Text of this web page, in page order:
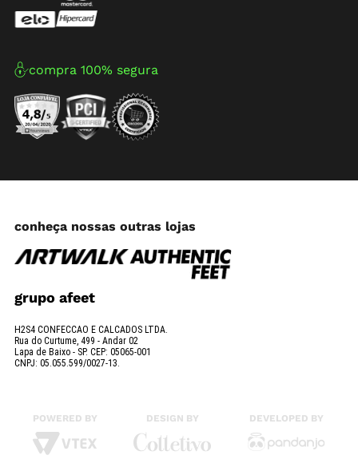
compra 100% segura
conheça nossas outras lojas
grupo afeet
H2S4 CONFECCAO E CALCADOS LTDA.
Rua do Curtume, 499 - Andar 02
Lapa de Baixo - SP. CEP: 05065-001
CNPJ: 05.055.599/0027-13.
POWERED BY DESIGN BY DEVELOPED BY